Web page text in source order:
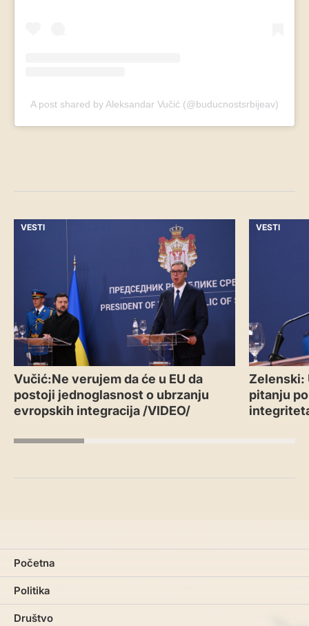
A post shared by Aleksandar Vučić (@buducnostsrbijeav)
VESTI
Vučić:Ne verujem da će u EU da
postoji jednoglasnost o ubrzanju
evropskih integracija /VIDEO/
VESTI
Zelenski:
pitanju
Početna
Politika
Društvo